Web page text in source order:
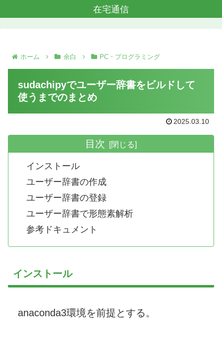
在宅通信
ホーム 余白 PC・プログラミング
sudachipyでユーザー辞書をビルドして
使うまでのまとめ
2025.03.10
目次
インストール
ユーザー辞書の作成
ユーザー辞書の登録
ユーザー辞書で形態素解析
参考ドキュメント
インストール
anaconda3環境を前提とする。